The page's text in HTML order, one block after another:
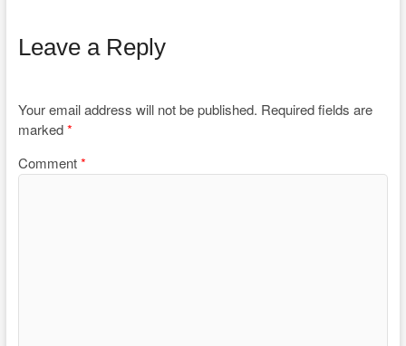
Leave a Reply
Your email address will not be published. Required fields are
marked*
Comment*